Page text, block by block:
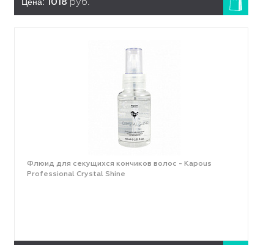
1018 руб.
Флюид для секущихся кончиков волос - Kapous
Professional Crystal Shine